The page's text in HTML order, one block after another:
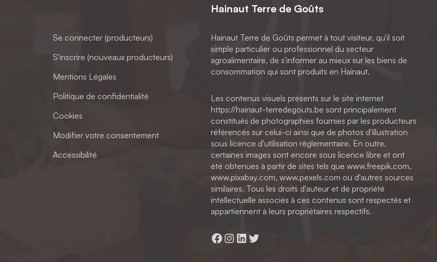
Se connecter (producteurs)
S'inscrire (nouveaux producteurs)
Mentions Légales
Politique de confidentialité
Cookies
Modifier votre consentement
Accessibilité
Hainaut Terre de Goûts
Hainaut Terre de Goûts permet à tout visiteur, qu'il soit
simple particulier ou professionnel du secteur
agroalimentaire, de s'informer au mieux sur les biens de
consommation qui sont produits en Hainaut.
Les contenus visuels présents sur le site internet
https://hainaut-terredegouts.be sont principalement
constitués de photographies fournies par les producteurs
référencés sur celui-ci ainsi que de photos d'illustration
sous licence d'utilisation réglementaire. En outre,
certaines images sont encore sous licence libre et ont
été obtenues à partir de sites tels que www.freepik.com,
www.pixabay.com, www.pexels.com ou d'autres sources
similaires. Tous les droits d'auteur et de propriété
intellectuelle associés à ces contenus sont respectés et
appartiennent à leurs propriétaires respectifs.
Facebook
Instagram
LinkedIn
Twitter